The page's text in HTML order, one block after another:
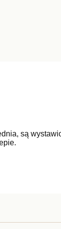
są